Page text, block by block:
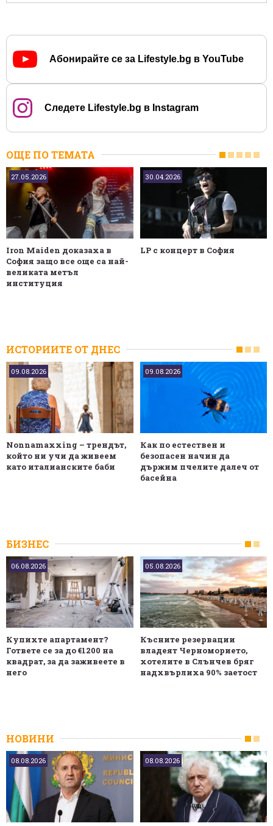
Абонирайте се за Lifestyle.bg в YouTube
Следете Lifestyle.bg в Instagram
ОЩЕ ПО ТЕМАТА
27.05.2026
Iron Maiden доказаха в
София защо все още са най-
великата метъл
институция
30.04.2026
LP с концерт в София
ИСТОРИИТЕ ОТ ДНЕС
09.08.2026
Nonnamaxxing – трендът,
който ни учи да живеем
като италианските баби
09.08.2026
Как по естествен и
безопасен начин да
държим пчелите далеч от
басейна
БИЗНЕС
06.08.2026
Купихте апартамент?
Гответе се за до €1200 на
квадрат, за да заживеете в
него
05.08.2026
Късните резервации
владеят Черноморието,
хотелите в Слънчев бряг
надхвърлиха 90% заетост
НОВИНИ
08.08.2026 08.08.2026